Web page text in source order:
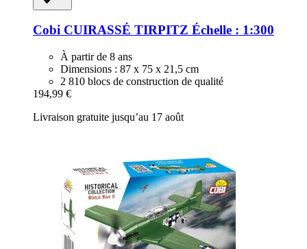
Cobi CUIRASSÉ TIRPITZ Échelle : 1:300
À partir de 8 ans
Dimensions : 87 x 75 x 21,5 cm
2 810 blocs de construction de qualité
194,99 €
Livraison gratuite jusqu’au 17 août